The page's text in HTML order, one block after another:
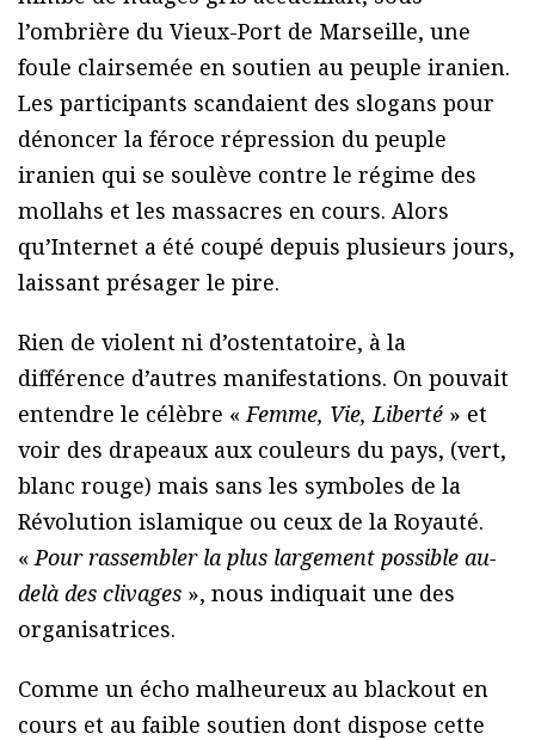
l’ombrière du Vieux-Port de Marseille, une
foule clairsemée en soutien au peuple iranien.
Les participants scandaient des slogans pour
dénoncer la féroce répression du peuple
iranien qui se soulève contre le régime des
mollahs et les massacres en cours. Alors
qu’Internet a été coupé depuis plusieurs jours,
laissant présager le pire.
Rien de violent ni d’ostentatoire, à la
différence d’autres manifestations. On pouvait
entendre le célèbre « Femme, Vie, Liberté » et
voir des drapeaux aux couleurs du pays, (vert,
blanc rouge) mais sans les symboles de la
Révolution islamique ou ceux de la Royauté.
«Pour rassembler la plus largement possible au-
delà des clivages », nous indiquait une des
organisatrices.
Comme un écho malheureux au blackout en
cours et au faible soutien dont dispose cette